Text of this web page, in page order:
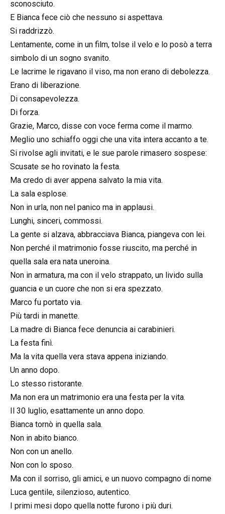
sconosciuto.
E Bianca fece ciò che nessuno si aspettava.
Si raddrizzò.
Lentamente, come in un film, tolse il velo e lo posò a terra
simbolo di un sogno svanito.
Le lacrime le rigavano il viso, ma non erano di debolezza.
Erano di liberazione.
Di consapevolezza.
Di forza.
Grazie, Marco, disse con voce ferma come il marmo.
Meglio uno schiaffo oggi che una vita intera accanto a te.
Si rivolse agli invitati, e le sue parole rimasero sospese:
Scusate se ho rovinato la festa.
Ma credo di aver appena salvato la mia vita.
La sala esplose.
Non in urla, non nel panico ma in applausi.
Lunghi, sinceri, commossi.
La gente si alzava, abbracciava Bianca, piangeva con lei.
Non perché il matrimonio fosse riuscito, ma perché in
quella sala era nata uneroina.
Non in armatura, ma con il velo strappato, un livido sulla
guancia e un cuore che non si era spezzato.
Marco fu portato via.
Più tardi in manette.
La madre di Bianca fece denuncia ai carabinieri.
La festa finì.
Ma la vita quella vera stava appena iniziando.
Un anno dopo.
Lo stesso ristorante.
Ma non era un matrimonio era una festa per la vita.
Il 30 luglio, esattamente un anno dopo.
Bianca tornò in quella sala.
Non in abito bianco.
Non con un anello.
Non con lo sposo.
Ma con il sorriso, gli amici, e un nuovo compagno di nome
Luca gentile, silenzioso, autentico.
I primi mesi dopo quella notte furono i più duri.